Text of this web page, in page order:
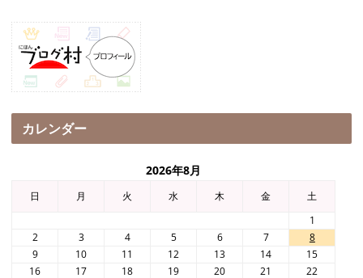
カレンダー
2026年8月
日 月 火 水 木 金
土
1
2
3 4 5 6 7
8
9
10 11 12 13 14
15
16
17 18 19 20 21
22